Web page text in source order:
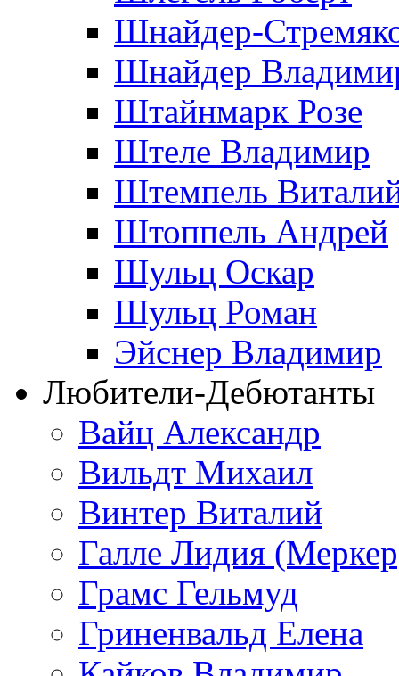
Шнайдер-
Шнайдер
Штайнмарк Розe
Штеле Владимир
Штемпель
Штоппель Андрей
Шульц Оскар
Шульц Роман
Эйснер Владимир
Любители-Дебютанты
Вайц Александр
Вильдт Михаил
Винтер Виталий
Галле Лидия
Грамс Гельмуд
Гриненвальд Елена